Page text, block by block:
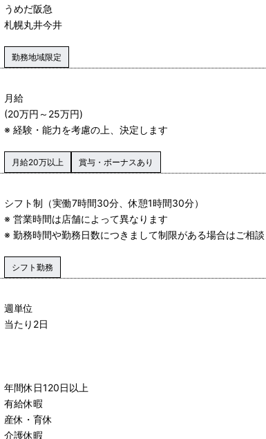
うめだ阪急
札幌丸井今井
勤務地域限定
月給
(20万円～25万円)
※ 経験・能力を考慮の上、決定します
月給20万以上 賞与・ボーナスあり
シフト制（実働7時間30分、休憩1時間30分）
※ 営業時間は店舗によって異なります
※ 勤務時間や勤務日数につきまして制限がある場合はご相
シフト勤務
週単位
当たり2日
年間休日120日以上
有給休暇
産休・育休
介護休暇